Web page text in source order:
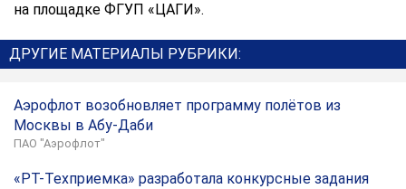
на площадке ФГУП «ЦАГИ».
ДРУГИЕ МАТЕРИАЛЫ РУБРИКИ:
Аэрофлот возобновляет программу полётов из
Москвы в Абу-Даби
ПАО "Аэрофлот"
«РТ-Техприемка» разработала конкурсные задания